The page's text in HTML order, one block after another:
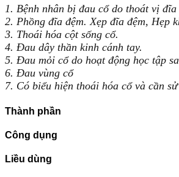
1. Bệnh nhân bị đau cổ do thoát vị đĩa
2. Phồng đĩa đệm. Xẹp đĩa đệm, Hẹp
3. Thoái hóa cột sống cổ.
4. Đau dây thần kinh cánh tay.
5. Đau mỏi cổ do hoạt động học tập
6. Đau vùng cổ
7. Có biểu hiện thoái hóa cổ và cần
Thành phần
Công dụng
Liều dùng